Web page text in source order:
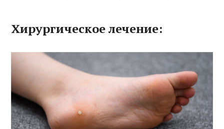
Хирургическое лечение: